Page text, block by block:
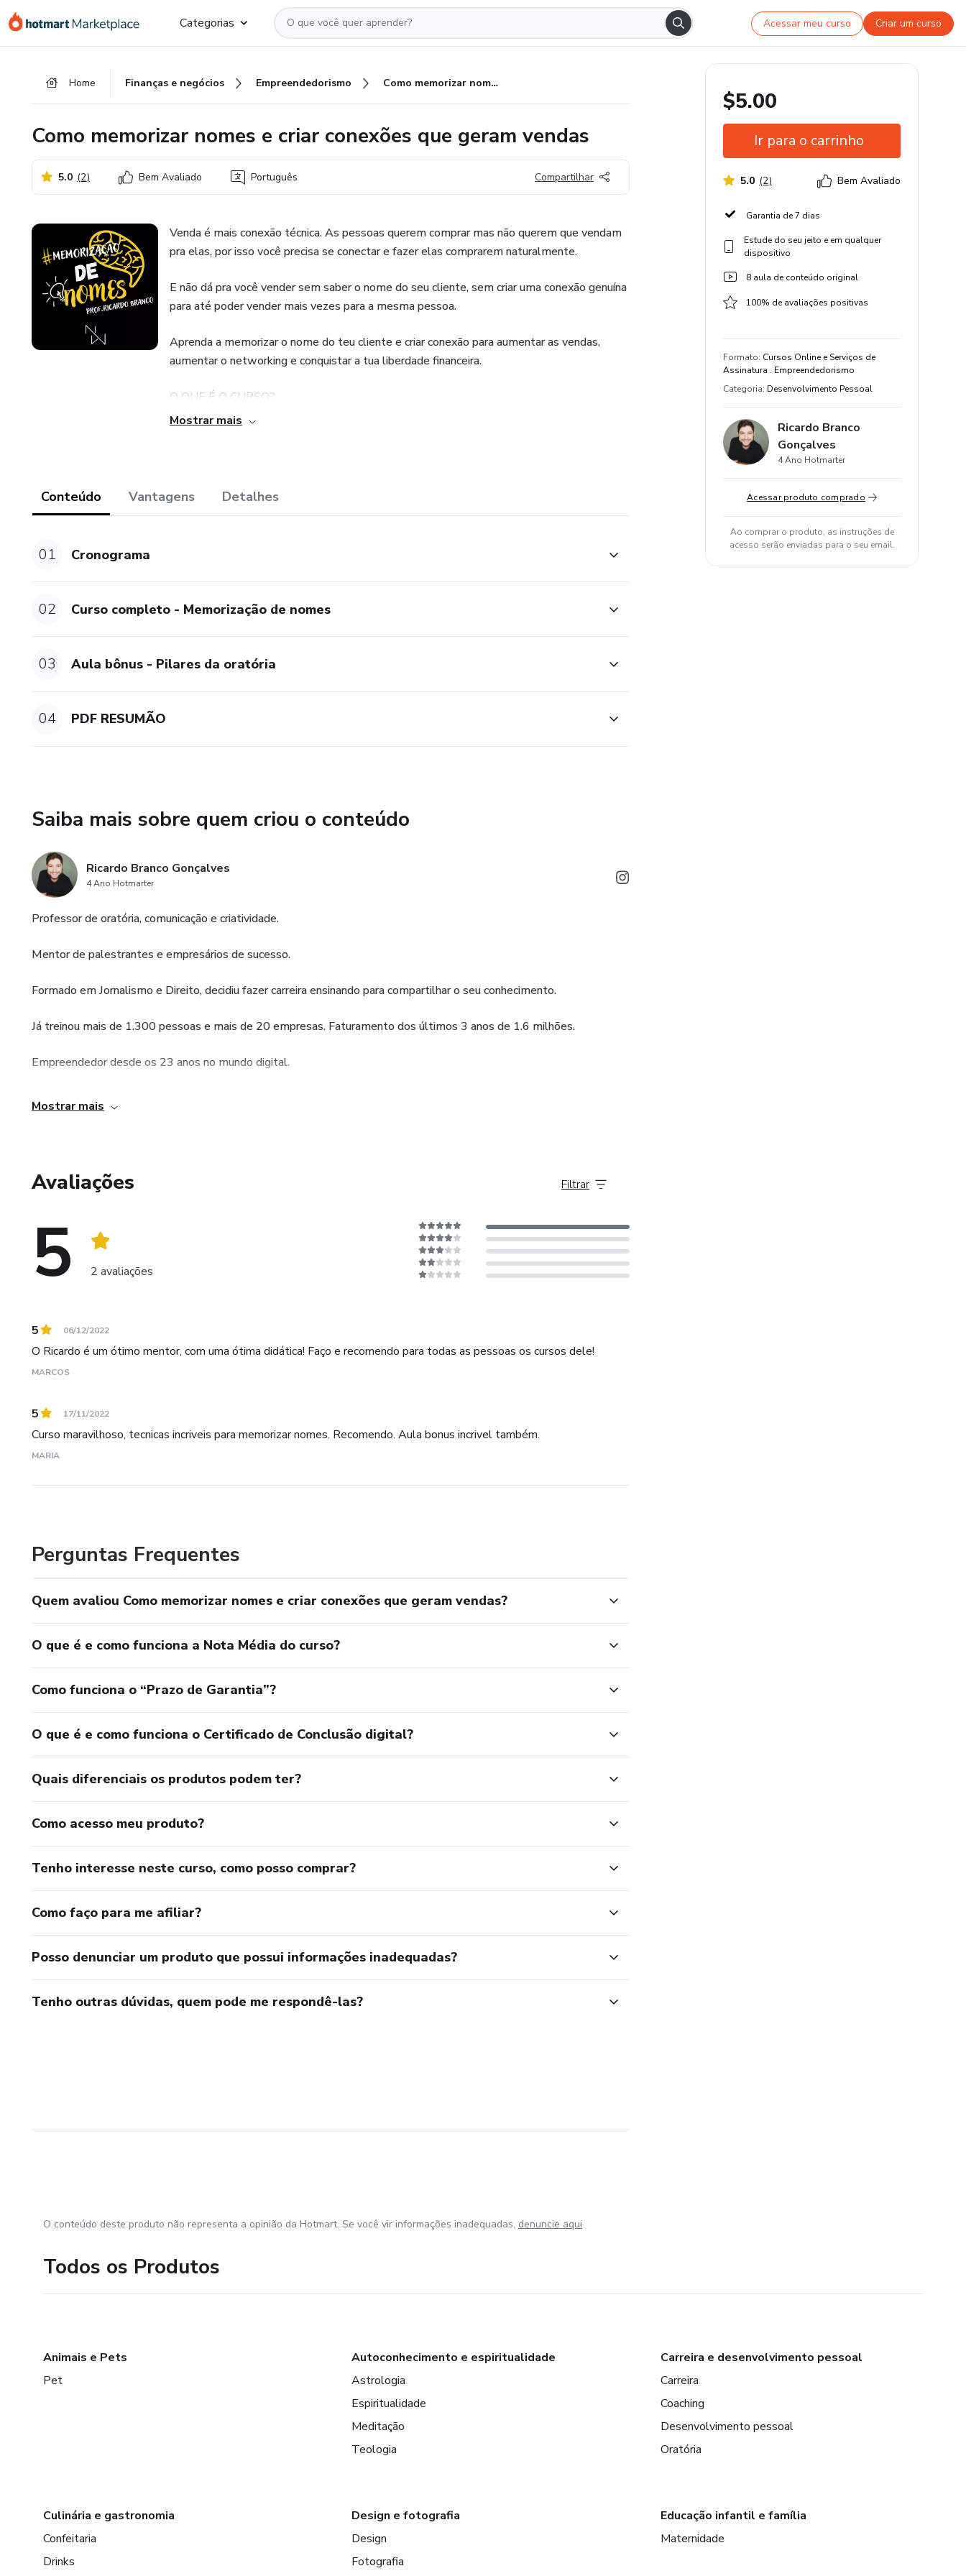
para
para
para
Categorias Acessar meu curso Criar um curso
Home Finanças e negócios Empreendedorismo Como memorizar nomes e criar conexões que geram vendas
Como memorizar nomes e criar conexões que geram vendas
5.0 (2) Bem Avaliado Português Compartilhar
Venda é mais conexão técnica. As pessoas querem comprar mas não querem que vendam
pra elas, por isso você precisa se conectar e fazer elas comprarem naturalmente.
E não dá pra você vender sem saber o nome do seu cliente, sem criar uma conexão genuína
para até poder vender mais vezes para a mesma pessoa.
Aprenda a memorizar o nome do teu cliente e criar conexão para aumentar as vendas,
aumentar o networking e conquistar a tua liberdade financeira.
O QUE É O CURSO?
é de extrema importância conseguir lembrar o nome das pessoas, afinal adoramos ouvir
nosso próprio nome. Se você erra o nome de alguém ou nem lembra, você poderá perder
Neste curso você vai aprender técnicas de memorização para conseguir se conectar com as
pessoas falando o nome delas. Técnica CORA, que foca principalmente na conexão com o
Você irá aprender técnicas praticáveis no dia a dia e que são testadas por pessoas de
QUEM PRECISA FAZER?
representantes comerciais.
Mostrar mais
Conteúdo Vantagens Detalhes
01 Cronograma
02 Curso completo - Memorização de nomes
03 Aula bônus - Pilares da oratória
04 PDF RESUMÃO
Saiba mais sobre quem criou o conteúdo
Ricardo Branco Gonçalves
4 Ano Hotmarter
Professor de oratória, comunicação e criatividade.
Mentor de palestrantes e empresários de sucesso.
Formado em Jornalismo e Direito, decidiu fazer carreira ensinando para compartilhar o seu conhecimento.
Já treinou mais de 1.300 pessoas e mais de 20 empresas. Faturamento dos últimos 3 anos de 1.6 milhões.
Empreendedor desde os 23 anos no mundo digital.
Especialista em tornar as pessoas carismáticas focando na conexão entre cada ser humano, seja para vender ou inovar.
Mostrar mais
Avaliações
5 2 avaliações
Filtrar
5 06/12/2022
O Ricardo é um ótimo mentor, com uma ótima didática! Faço e recomendo para todas as pessoas os cursos dele!
MARCOS
5 17/11/2022
Curso maravilhoso, tecnicas incriveis para memorizar nomes. Recomendo. Aula bonus incrivel também.
MARIA
Perguntas Frequentes
Quem avaliou Como memorizar nomes e criar conexões que geram vendas?
O que é e como funciona a Nota Média do curso?
Como funciona o “Prazo de Garantia”?
O que é e como funciona o Certificado de Conclusão digital?
Quais diferenciais os produtos podem ter?
Como acesso meu produto?
Tenho interesse neste curso, como posso comprar?
Como faço para me afiliar?
Posso denunciar um produto que possui informações inadequadas?
Tenho outras dúvidas, quem pode me respondê-las?
$5.00
Ir para o carrinho
5.0 (2) Bem Avaliado
Garantia de 7 dias
Estude do seu jeito e em qualquer
dispositivo
8 aula de conteúdo original
100% de avaliações positivas
Formato: Cursos Online e Serviços de
Assinatura . Empreendedorismo
Categoria: Desenvolvimento Pessoal
Ricardo Branco
Gonçalves
4 Ano Hotmarter
Acessar produto comprado
Ao comprar o produto, as instruções de
acesso serão enviadas para o seu email.
O conteúdo deste produto não representa a opinião da Hotmart. Se você vir informações inadequadas, denuncie aqui
Todos os Produtos
Animais e Pets
Pet
Autoconhecimento e espiritualidade
Astrologia
Espiritualidade
Meditação
Teologia
Carreira e desenvolvimento pessoal
Carreira
Coaching
Desenvolvimento pessoal
Oratória
Culinária e gastronomia
Confeitaria
Drinks
Design e fotografia
Design
Fotografia
Educação infantil e família
Maternidade